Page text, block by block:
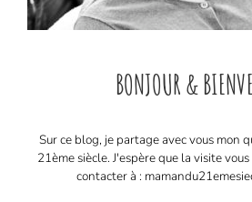
BONJOUR &
Sur ce blog, je partage avec vous mon
21ème siècle. J'espère que la visite vous
contacter à :